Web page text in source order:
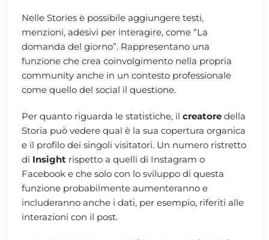
Nelle Stories è possibile aggiungere testi,
menzioni, adesivi per interagire, come “La
domanda del giorno”. Rappresentano una
funzione che crea coinvolgimento nella propria
community anche in un contesto professionale
come quello del social il questione.
Per quanto riguarda le statistiche, il creatore della
Storia può vedere qual è la sua copertura organica
e il profilo dei singoli visitatori. Un numero ristretto
di Insight rispetto a quelli di Instagram o
Facebook e che solo con lo sviluppo di questa
funzione probabilmente aumenteranno e
includeranno anche i dati, per esempio, riferiti alle
interazioni con il post.